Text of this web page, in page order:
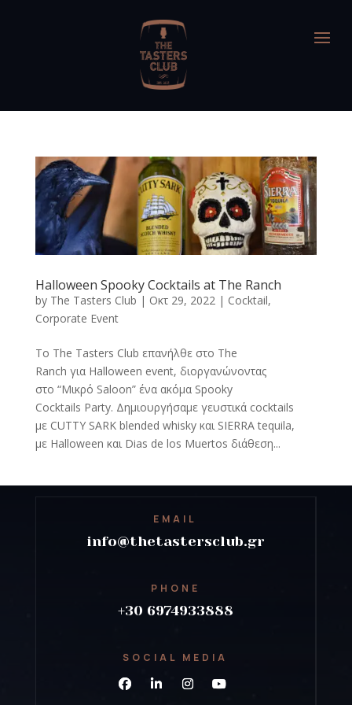
Halloween Spooky Cocktails at The Ranch
by The Tasters Club | Οκτ 29, 2022| Cocktail,
Corporate Event
Tο The Tasters Club επανήλθε στο The
Ranch για Halloween event, διοργανώνοντας
στο “Μικρό Saloon” ένα ακόμα Spooky
Cocktails Party. Δημιουργήσαμε γευστικά cocktails
με CUTTY SARK blended whisky και SIERRA tequila,
με Halloween και Dias de los Muertos διάθεση...
EMAIL
info@thetastersclub.gr
PHONE
+30 6974933888
SOCIAL MEDIA